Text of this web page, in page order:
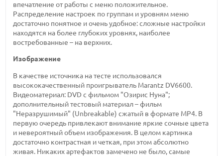
впечатление от работы с меню положительное.
Распределение настроек по группам и уровням меню
достаточно понятное и очень удобное: сложные настройки
находятся на более глубоких уровнях, наиболее
востребованные – на верхних.
Изображение
В качестве источника на тесте использовался
высококачественный проигрыватель Marantz DV6600.
Видеоматериал: DVD с фильмом "Озирис Нуна";
дополнительный тестовый материал – фильм
"Неразрушимый" (Unbreakable) сжатый в формате MP4. В
первую очередь привлекают внимание яркие сочные цвета
и невероятный объем изображения. В целом картинка
достаточно контрастная и четкая, при этом абсолютно
живая. Никаких артефактов замечено не было, самые